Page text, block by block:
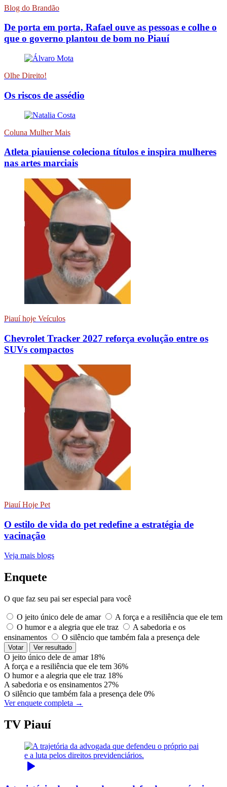
Blog do Brandão
De porta em porta, Rafael ouve as pessoas e colhe o
que o governo plantou de bom no Piauí
Olhe Direito!
Os riscos de assédio
Coluna Mulher Mais
Atleta piauiense coleciona títulos e inspira mulheres
nas artes marciais
Piauí hoje Veículos
Chevrolet Tracker 2027 reforça evolução entre os
SUVs compactos
Piauí Hoje Pet
O estilo de vida do pet redefine a estratégia de
vacinação
Veja mais blogs
Enquete
O que faz seu pai ser especial para você
O jeito único dele de amar
A força e a resiliência que ele tem
O humor e a alegria que ele traz
A sabedoria e os
ensinamentos
O silêncio que também fala a presença dele
Votar Ver resultado
O jeito único dele de amar 18%
A força e a resiliência que ele tem 36%
O humor e a alegria que ele traz 18%
A sabedoria e os ensinamentos 27%
O silêncio que também fala a presença dele 0%
Ver enquete completa →
TV Piauí